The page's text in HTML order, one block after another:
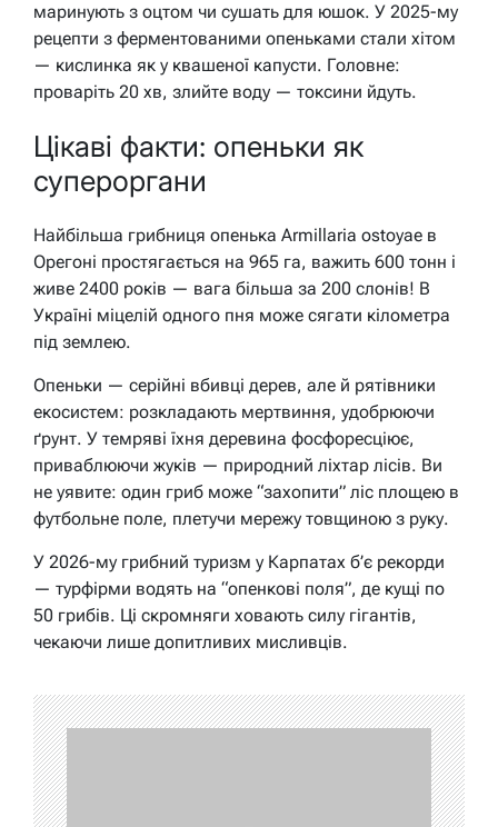
маринують з оцтом чи сушать для юшок. У 2025-му
рецепти з ферментованими опеньками стали хітом
— кислинка як у квашеної капусти. Головне:
проваріть 20 хв, злийте воду — токсини йдуть.
Цікаві факти: опеньки як
супероргани
Найбільша грибниця опенька Armillaria ostoyae в
Орегоні простягається на 965 га, важить 600 тонн і
живе 2400 років — вага більша за 200 слонів! В
Україні міцелій одного пня може сягати кілометра
під землею.
Опеньки — серійні вбивці дерев, але й рятівники
екосистем: розкладають мертвиння, удобрюючи
ґрунт. У темряві їхня деревина фосфоресціює,
приваблюючи жуків — природний ліхтар лісів. Ви
не уявите: один гриб може “захопити” ліс площею в
футбольне поле, плетучи мережу товщиною з руку.
У 2026-му грибний туризм у Карпатах б’є рекорди
— турфірми водять на “опенкові поля”, де кущі по
50 грибів. Ці скромняги ховають силу гігантів,
чекаючи лише допитливих мисливців.